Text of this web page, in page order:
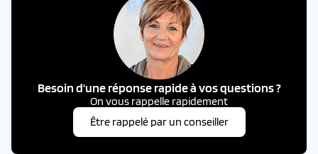
Besoin d'une réponse rapide à vos questions ?
On vous rappelle rapidement
Être rappelé par un conseiller